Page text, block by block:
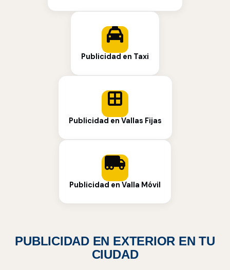
Publicidad en Taxi
Publicidad en Vallas Fijas
Publicidad en Valla Móvil
PUBLICIDAD EN EXTERIOR EN TU
CIUDAD